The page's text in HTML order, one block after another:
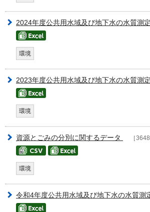
2024年度公共用水域及び地下水の水質測
環境
2023年度公共用水域及び地下水の水質測
環境
資源とごみの分別に関するデータ ［
環境
令和4年度公共用水域及び地下水の水質測